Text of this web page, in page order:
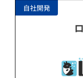
自社開発